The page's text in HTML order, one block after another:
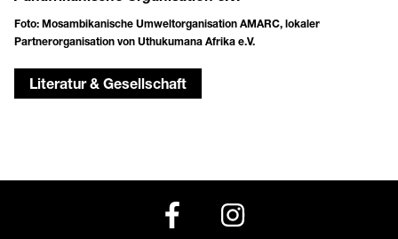
Foto: Mosambikanische Umweltorganisation AMARC, lokaler
Partnerorganisation von Uthukumana Afrika e.V.
Literatur & Gesellschaft